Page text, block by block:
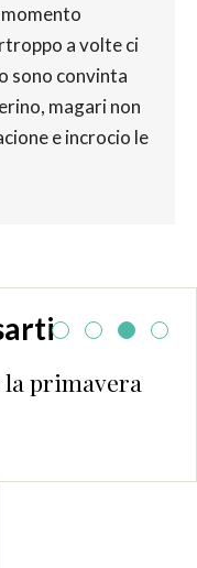
a volte ci
sono convinta
magari non
e incrocio le
la primavera